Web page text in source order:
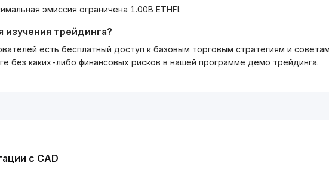
эмиссия ограничена 1.00B ETHFI.
трейдинга?
есть бесплатный доступ к базовым торговым стратегиям и
без каких-либо финансовых рисков в нашей программе демо трейдинга.
с CAD